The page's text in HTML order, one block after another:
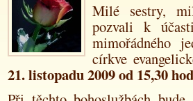
Milé sestry,
pozvali k
mimořádného
církve
21. listopadu 2009 od 15,30